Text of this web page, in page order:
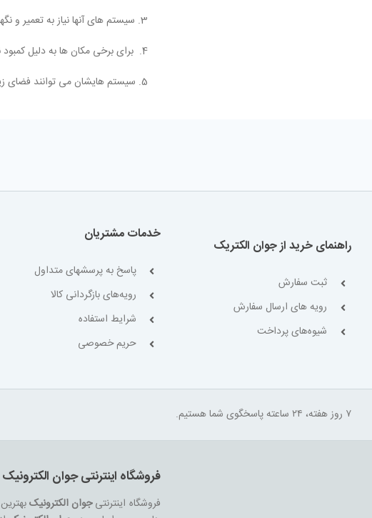
3. سیستم های آنها نیاز به تعمیر و نگهداری منظم دارند و برای به حداکثر رساندن کارایی باید تمیز نگه داشته شوند.
4. برای برخی مکان ها به دلیل کمبود نور خورشید مناسب نیست.
5. سیستم هایشان می توانند فضای زیادی را اشغال کنند و از نظر بصری نفوذ کنند.
راهنمای خرید از جوان الکتریک
ثبت سفارش
رویه های ارسال سفارش
شیوه‌های پرداخت
خدمات مشتریان
پاسخ به پرسشهای متداول
رویه‌های بازگردانی کالا
شرایط استفاده
حریم خصوصی
۷ روز هفته، ۲۴ ساعته پاسخگوی شما هستیم.
فروشگاه اینترنتی جوان الکترونیک
فروشگاه اینترنتیجوان الکترونیک